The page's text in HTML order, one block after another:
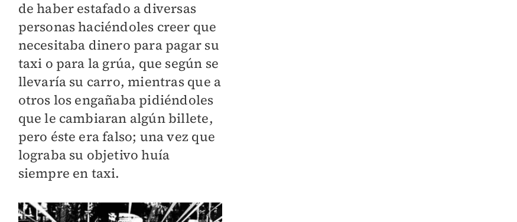
de haber estafado a diversas
personas haciéndoles creer que
necesitaba dinero para pagar su
taxi o para la grúa, que según se
llevaría su carro, mientras que a
otros los engañaba pidiéndoles
que le cambiaran algún billete,
pero éste era falso; una vez que
lograba su objetivo huía
siempre en taxi.